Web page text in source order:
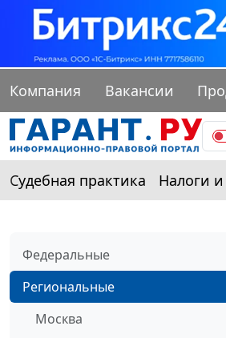
Компания Вакансии
Судебная практика Налоги и
Федеральные
Региональные
Москва